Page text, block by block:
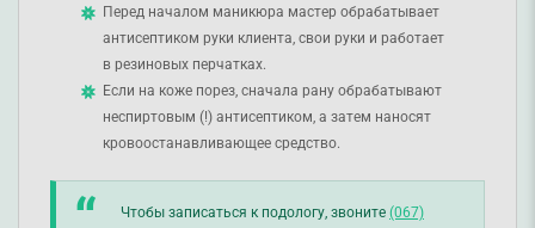
Перед началом маникюра мастер обрабатывает
антисептиком руки клиента, свои руки и работает
в резиновых перчатках.
Если на коже порез, сначала рану обрабатывают
неспиртовым (!) антисептиком, а затем наносят
кровоостанавливающее средство.
Чтобы записаться к подологу, звоните (067)